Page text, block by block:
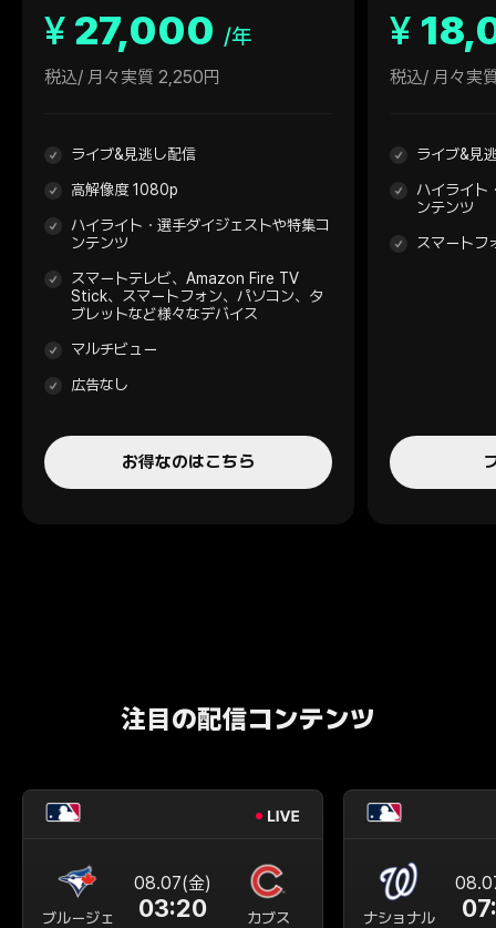
¥ 27,000 /年
税込/ 月々実質 2,250円
ライブ&見逃し配信
高解像度 1080p
ハイライト・選手ダイジェストや特集コ
ンテンツ
スマートテレビ、Amazon Fire TV
Stick、スマートフォン、パソコン、タ
ブレットなど様々なデバイス
マルチビュー
広告なし
お得なのはこちら
¥
税込/ 月々実
ライブ&見
ハイライト
ンテンツ
スマートフ
注目の配信コンテンツ
ブルージェ
08.07(金)
03:20 カブス
ナショナル